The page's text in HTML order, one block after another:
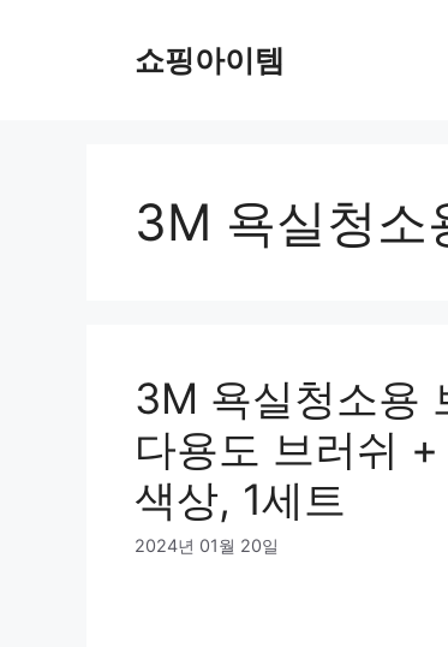
쇼핑아이템
3M 욕실청소
3M 욕실청소용
다용도 브러쉬
색상, 1세트
2024년 01월 20일